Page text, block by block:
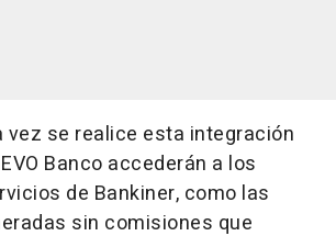
vez se realice esta integración
Banco accederán a los
de Bankiner, como las
sin comisiones que